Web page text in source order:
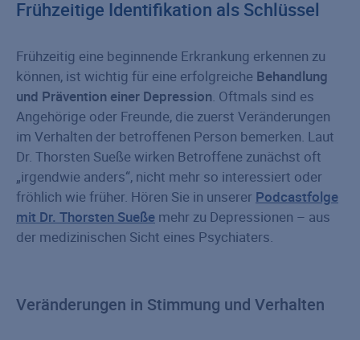
Frühzeitige Identifikation als Schlüssel
Frühzeitig eine beginnende Erkrankung erkennen zu
können, ist wichtig für eine erfolgreiche Behandlung
und Prävention einer Depression. Oftmals sind es
Angehörige oder Freunde, die zuerst Veränderungen
im Verhalten der betroffenen Person bemerken. Laut
Dr. Thorsten Sueße wirken Betroffene zunächst oft
„irgendwie anders“, nicht mehr so interessiert oder
fröhlich wie früher. Hören Sie in unserer Podcastfolge
mit Dr. Thorsten Sueße mehr zu Depressionen – aus
der medizinischen Sicht eines Psychiaters.
Veränderungen in Stimmung und Verhalten